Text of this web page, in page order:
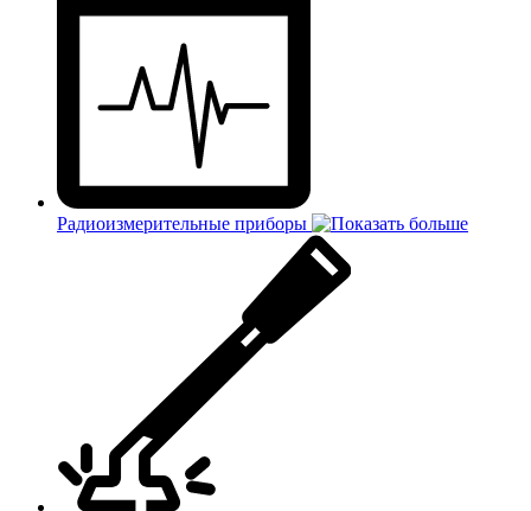
Радиоизмерительные приборы